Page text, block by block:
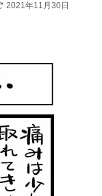
2021年11月30日